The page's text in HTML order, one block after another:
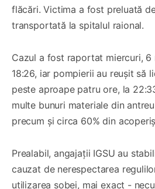
flăcări. Victima a fost preluată
transportată la spitalul raional.
Cazul a fost raportat miercuri, 6
18:26, iar pompierii au reușit să
peste aproape patru ore, la
multe bunuri materiale din
precum și circa 60% din
Prealabil, angajații IGSU au
cauzat de nerespectarea
utilizarea sobei, mai exact -